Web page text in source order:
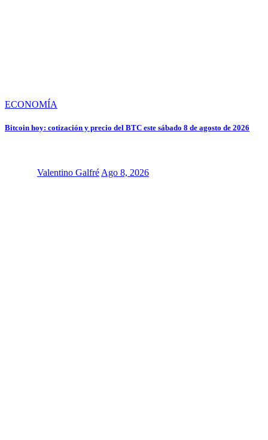
ECONOMÍA
Bitcoin hoy: cotización y precio del BTC este sábado 8 de agosto de 2026
Valentino Galfré Ago 8, 2026